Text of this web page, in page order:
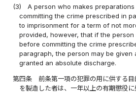
(3)
A person who makes
committing the crime prescribed in
to imprisonment for a term of not
provided, however, that if the
before committing the crime
paragraph, the person may be
granted an absolute discharge.
第四条
前条第一項の犯罪の用に供する
を製造した者は、一年以上の有期懲役に